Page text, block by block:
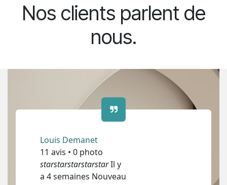
Nos clients parlent de
nous.
Louis Demanet
11 avis • 0 photo
starstarstarstarstarIl y
a 4 semaines Nouveau